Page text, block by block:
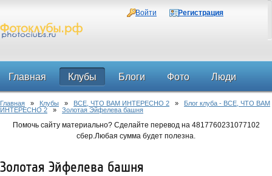
Войти Регистрация
Главная Клубы Блоги Фото Люди
Форум
Главная » Клубы » ВСЕ, ЧТО ВАМ ИНТЕРЕСНО 2 » Блог клуба - ВСЕ, ЧТО ВАМ
ИНТЕРЕСНО 2 » Золотая Эйфелева башня
Помочь сайту материально? Сделайте перевод на 4817760231077102
сбер.Любая сумма будет полезна.
Золотая Эйфелева башня